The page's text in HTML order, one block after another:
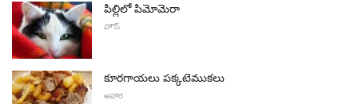
పిల్లిలో పిమోమెరా
హౌస్
కూరగాయలు పక్కటెముకలు
ఆహార